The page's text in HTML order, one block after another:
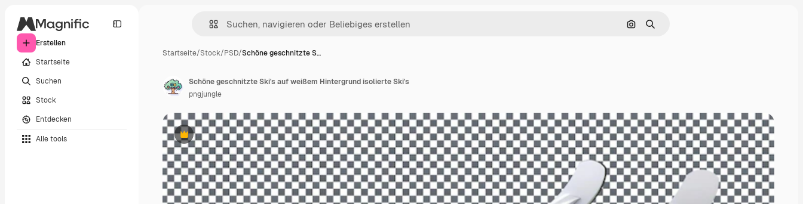
Erstellen
Startseite
Suchen
Stock
Entdecken
Alle tools
Nach Bild suchen
Suchen
Startseite/Stock/PSD/Schöne geschnitzte S…
Premium
Schöne geschnitzte Ski's auf weißem Hintergrund isolierte Ski's
pngjungle